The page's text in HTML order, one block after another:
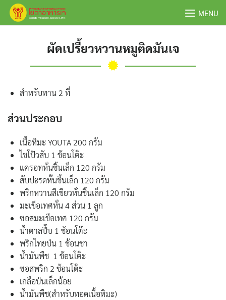
Skip
MENU
ผัดเปรี้ยวหวานหมูติดมันเจ
สำหรับทาน 2 ที่
ส่วนประกอบ
เนื้อหิมะ YOUTA 200 กรัม
ไชโป้วสับ 1 ช้อนโต๊ะ
แครอทหั่นชิ้นเล็ก 120 กรัม
สับปะรดหั้นชิ้นเล็ก 120 กรัม
พริกหวานสีเขียวหั่นชิ้นเล็ก 120 กรัม
มะเขือเทศหั่น 4 ส่วน 1 ลูก
ซอสมะเขือเทศ 120 กรัม
น้ำตาลปี๊บ 1 ช้อนโต๊ะ
พริกไทยป่น 1 ช้อนชา
น้ำมันพืช 1 ช้อนโต๊ะ
ซอสพริก 2 ช้อนโต๊ะ
เกลือป่นเล็กน้อย
น้ำมันพืช(สำหรับทอดเนื้อหิมะ)